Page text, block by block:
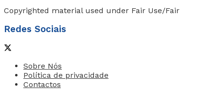
Copyrighted material used under Fair Use/Fair
Redes Sociais
Sobre Nós
Política de privacidade
Contactos